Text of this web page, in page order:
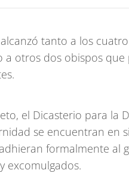
tanto a los
a otros dos obispos
el Dicasterio para la
se encuentran en
formalmente al
excomulgados.